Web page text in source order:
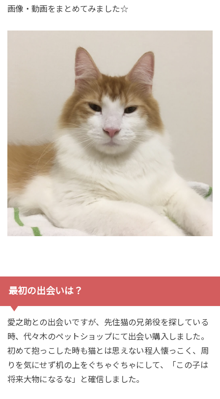
画像・動画をまとめてみました☆
最初の出会いは？
愛之助との出会いですが、先住猫の兄弟役を探している
時、代々木のペットショップにて出会い購入しました。
初めて抱っこした時も猫とは思えない程人懐っこく、周
りを気にせず机の上をぐちゃぐちゃにして、「この子は
将来大物になるな」と確信しました。